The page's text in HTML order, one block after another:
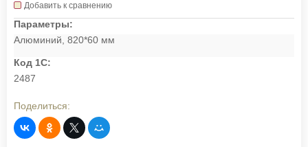
Добавить к сравнению
Параметры:
Алюминий, 820*60 мм
Код 1С:
2487
Поделиться: